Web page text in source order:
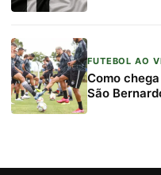
FUTEBOL AO
Como
São